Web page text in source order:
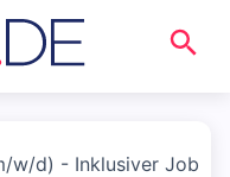
w/d) - Inklusiver Job